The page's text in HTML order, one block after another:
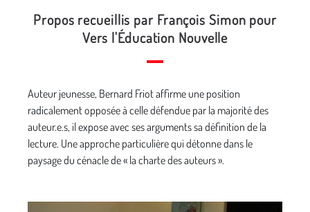
Propos recueillis par François Simon pour
Vers l'Éducation Nouvelle
Auteur jeunesse, Bernard Friot affirme une position
radicalement opposée à celle défendue par la majorité des
auteur.e.s, il expose avec ses arguments sa définition de la
lecture. Une approche particulière qui détonne dans le
paysage du cénacle de « la charte des auteurs ».